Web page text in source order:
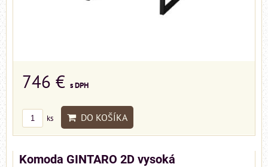
746 € s DPH
ks DO KOŠÍKA
Komoda GINTARO 2D vysoká